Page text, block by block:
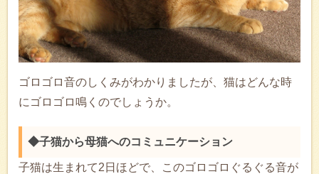
ゴロゴロ音のしくみがわかりましたが、猫はどんな時
にゴロゴロ鳴くのでしょうか。
◆子猫から母猫へのコミュニケーション
子猫は生まれて2日ほどで、このゴロゴロぐるぐる音が